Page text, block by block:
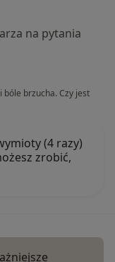
na pytania
brzucha. Czy jest
(4 razy)
zrobić,